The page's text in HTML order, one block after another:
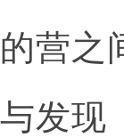
的营之
与发现